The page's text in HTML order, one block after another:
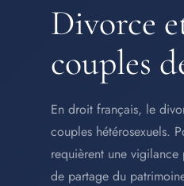
Divorce
couples
En droit français, le
couples hétérosexuels.
requièrent une
de partage du